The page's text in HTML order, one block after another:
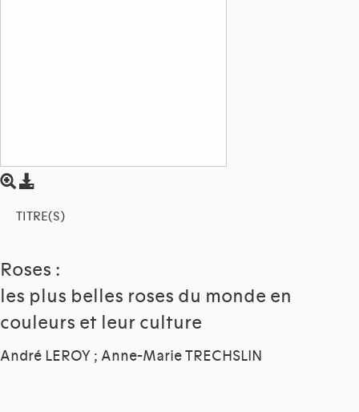
TITRE(S)
Roses :
les plus belles roses du monde en
couleurs et leur culture
André LEROY ; Anne-Marie TRECHSLIN